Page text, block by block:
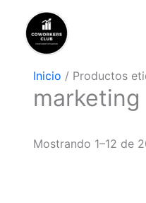
contenido
Inicio / Productos
Mostrando 1–12 de